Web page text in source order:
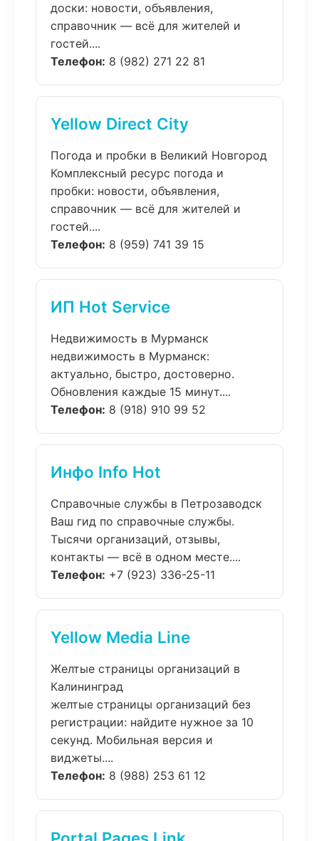
доски: новости, объявления,
справочник — всё для жителей и
гостей....
Телефон: 8 (982) 271 22 81
Yellow Direct City
Погода и пробки в Великий Новгород
Комплексный ресурс погода и
пробки: новости, объявления,
справочник — всё для жителей и
гостей....
Телефон: 8 (959) 741 39 15
ИП Hot Service
Недвижимость в Мурманск
недвижимость в Мурманск:
актуально, быстро, достоверно.
Обновления каждые 15 минут....
Телефон: 8 (918) 910 99 52
Инфо Info Hot
Справочные службы в Петрозаводск
Ваш гид по справочные службы.
Тысячи организаций, отзывы,
контакты — всё в одном месте....
Телефон: +7 (923) 336-25-11
Yellow Media Line
Желтые страницы организаций в
Калининград
желтые страницы организаций без
регистрации: найдите нужное за 10
секунд. Мобильная версия и
виджеты....
Телефон: 8 (988) 253 61 12